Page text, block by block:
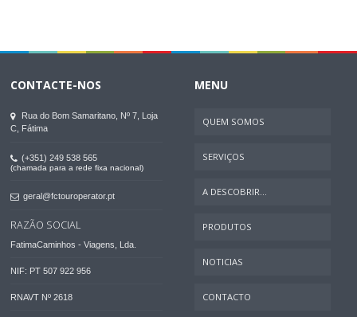
CONTACTE-NOS
Rua do Bom Samaritano, Nº 7, Loja
C, Fátima
(+351) 249 538 565
(chamada para a rede fixa nacional)
geral@fctouroperator.pt
RAZÃO SOCIAL
FatimaCaminhos - Viagens, Lda.
NIF: PT 507 922 956
RNAVT Nº 2618
MENU
QUEM SOMOS
SERVIÇOS
A DESCOBRIR...
PRODUTOS
NOTICIAS
CONTACTO